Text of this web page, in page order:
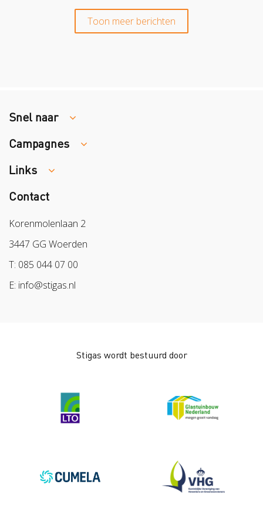
Toon meer berichten
Snel naar
Traumaopvang
Melden van een arbeidsongeval
Campagnes
Week van de Teek
Veilig vrijwilligerswerk in het groen
Werken aan morgen
Links
Colland
Sazas
BPL
Arbeidsmarkt
Contact
Korenmolenlaan 2
3447 GG Woerden
T: 085 044 07 00
E: info@stigas.nl
Stigas wordt bestuurd door